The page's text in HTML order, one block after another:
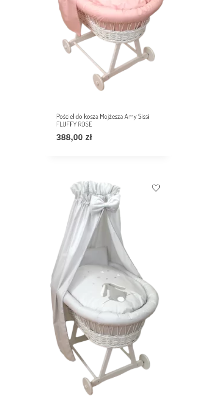
Pościel do kosza Mojżesza Amy Sissi
FLUFFY ROSE
388,00 zł